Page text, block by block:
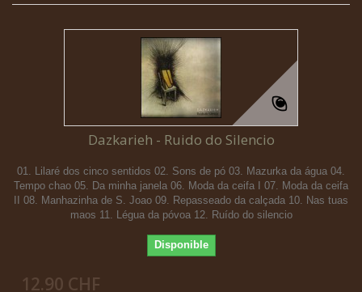
Dazkarieh - Ruido do Silencio
01. Lilaré dos cinco sentidos 02. Sons de pó 03. Mazurka da água 04.
Tempo chao 05. Da minha janela 06. Moda da ceifa I 07. Moda da ceifa
II 08. Manhazinha de S. Joao 09. Repasseado da calçada 10. Nas tuas
maos 11. Légua da póvoa 12. Ruído do silencio
Disponible
12.90 CHF